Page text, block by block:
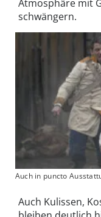
Atmosphäre mit
schwängern.
Auch in puncto
Auch Kulissen,